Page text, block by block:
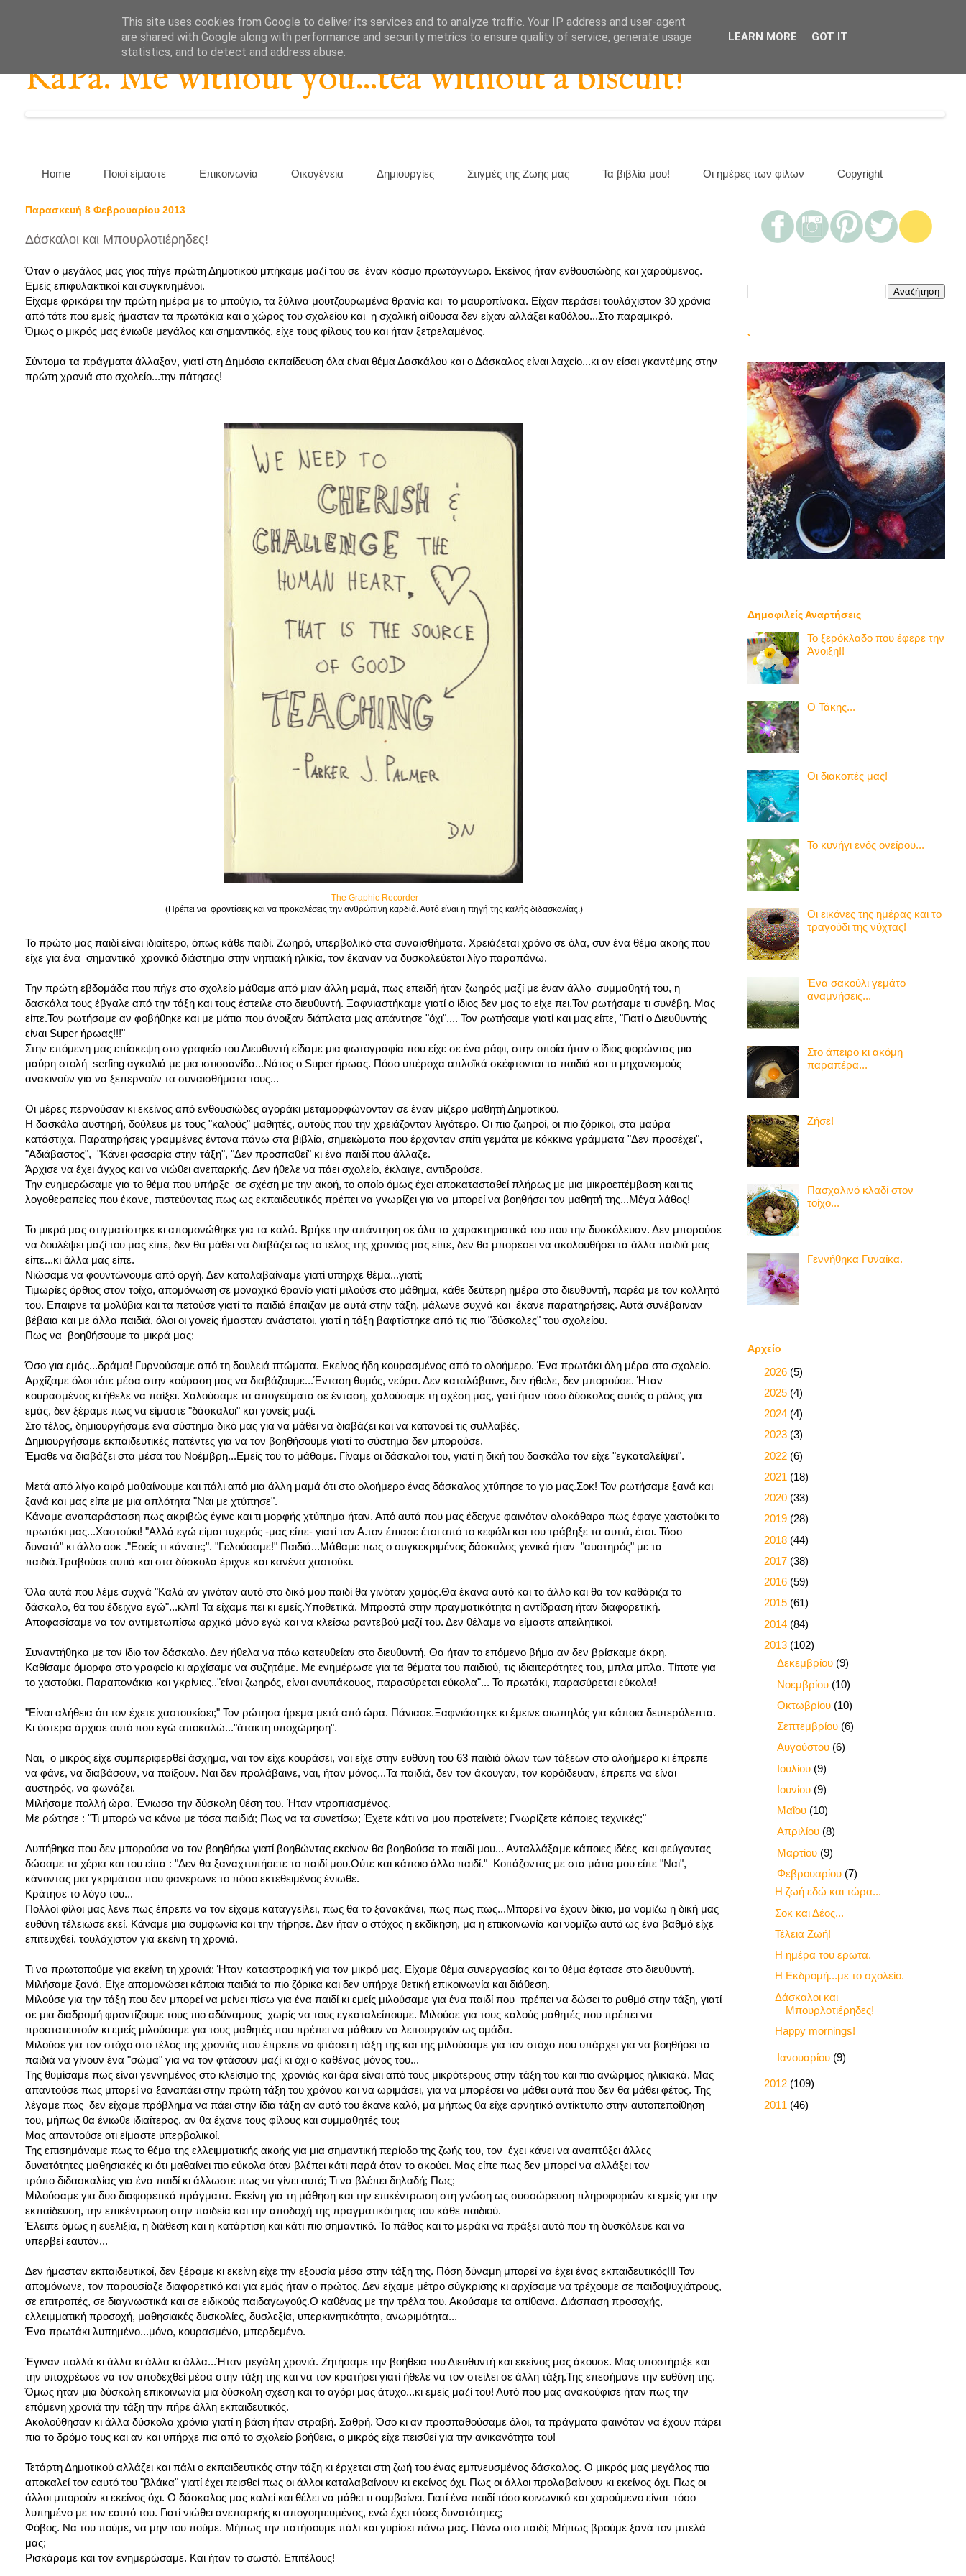
KaPa. Me without you...tea without a biscuit!
Home Ποιοί είμαστε Επικοινωνία Οικογένεια Δημιουργίες Στιγμές της Ζωής μας Τα βιβλία μου! Οι ημέρες των φίλων Copyright
Παρασκευή 8 Φεβρουαρίου 2013
Δάσκαλοι και Μπουρλοτιέρηδες!
Όταν ο μεγάλος μας γιος πήγε πρώτη Δημοτικού μπήκαμε μαζί του σε έναν κόσμο πρωτόγνωρο. Εκείνος ήταν ενθουσιώδης και χαρούμενος.
Εμείς επιφυλακτικοί και συγκινημένοι.
Είχαμε φρικάρει την πρώτη ημέρα με το μπούγιο, τα ξύλινα μουτζουρωμένα θρανία και το μαυροπίνακα. Είχαν περάσει τουλάχιστον 30 χρόνια
από τότε που εμείς ήμασταν τα πρωτάκια και ο χώρος του σχολείου και η σχολική αίθουσα δεν είχαν αλλάξει καθόλου...Στο παραμικρό.
Όμως ο μικρός μας ένιωθε μεγάλος και σημαντικός, είχε τους φίλους του και ήταν ξετρελαμένος.
Σύντομα τα πράγματα άλλαξαν, γιατί στη Δημόσια εκπαίδευση όλα είναι θέμα Δασκάλου και ο Δάσκαλος είναι λαχείο...κι αν είσαι γκαντέμης στην
πρώτη χρονιά στο σχολείο...την πάτησες!
The Graphic Recorder
(Πρέπει να φροντίσεις και να προκαλέσεις την ανθρώπινη καρδιά. Αυτό είναι η πηγή της καλής διδασκαλίας.)
Το πρώτο μας παιδί είναι ιδιαίτερο, όπως κάθε παιδί. Ζωηρό, υπερβολικό στα συναισθήματα. Χρειάζεται χρόνο σε όλα, συν ένα θέμα ακοής που
είχε για ένα σημαντικό χρονικό διάστημα στην νηπιακή ηλικία, τον έκαναν να δυσκολεύεται λίγο παραπάνω.
Την πρώτη εβδομάδα που πήγε στο σχολείο μάθαμε από μιαν άλλη μαμά, πως επειδή ήταν ζωηρός μαζί με έναν άλλο συμμαθητή του, η
δασκάλα τους έβγαλε από την τάξη και τους έστειλε στο διευθυντή. Ξαφνιαστήκαμε γιατί ο ίδιος δεν μας το είχε πει.Τον ρωτήσαμε τι συνέβη. Μας
είπε.Τον ρωτήσαμε αν φοβήθηκε και με μάτια που άνοιξαν διάπλατα μας απάντησε "όχι".... Τον ρωτήσαμε γιατί και μας είπε, "Γιατί ο Διευθυντής
είναι Super ήρωας!!!"
Στην επόμενη μας επίσκεψη στο γραφείο του Διευθυντή είδαμε μια φωτογραφία που είχε σε ένα ράφι, στην οποία ήταν ο ίδιος φορώντας μια
μαύρη στολή serfing αγκαλιά με μια ιστιοσανίδα...Νάτος ο Super ήρωας. Πόσο υπέροχα απλοϊκά σκέφτονται τα παιδιά και τι μηχανισμούς
ανακινούν για να ξεπερνούν τα συναισθήματα τους...
Οι μέρες περνούσαν κι εκείνος από ενθουσιώδες αγοράκι μεταμορφώνονταν σε έναν μίζερο μαθητή Δημοτικού.
Η δασκάλα αυστηρή, δούλευε με τους "καλούς" μαθητές, αυτούς που την χρειάζονταν λιγότερο. Οι πιο ζωηροί, οι πιο ζόρικοι, στα μαύρα
κατάστιχα. Παρατηρήσεις γραμμένες έντονα πάνω στα βιβλία, σημειώματα που έρχονταν σπίτι γεμάτα με κόκκινα γράμματα "Δεν προσέχει",
"Αδιάβαστος", "Κάνει φασαρία στην τάξη", "Δεν προσπαθεί" κι ένα παιδί που άλλαζε.
Άρχισε να έχει άγχος και να νιώθει ανεπαρκής. Δεν ήθελε να πάει σχολείο, έκλαιγε, αντιδρούσε.
Την ενημερώσαμε για το θέμα που υπήρξε σε σχέση με την ακοή, το οποίο όμως έχει αποκατασταθεί πλήρως με μια μικροεπέμβαση και τις
λογοθεραπείες που έκανε, πιστεύοντας πως ως εκπαιδευτικός πρέπει να γνωρίζει για να μπορεί να βοηθήσει τον μαθητή της...Μέγα λάθος!
Το μικρό μας στιγματίστηκε κι απομονώθηκε για τα καλά. Βρήκε την απάντηση σε όλα τα χαρακτηριστικά του που την δυσκόλευαν. Δεν μπορούσε
να δουλέψει μαζί του μας είπε, δεν θα μάθει να διαβάζει ως το τέλος της χρονιάς μας είπε, δεν θα μπορέσει να ακολουθήσει τα άλλα παιδιά μας
είπε...κι άλλα μας είπε.
Νιώσαμε να φουντώνουμε από οργή. Δεν καταλαβαίναμε γιατί υπήρχε θέμα...γιατί;
Τιμωρίες όρθιος στον τοίχο, απομόνωση σε μοναχικό θρανίο γιατί μιλούσε στο μάθημα, κάθε δεύτερη ημέρα στο διευθυντή, παρέα με τον κολλητό
του. Επαιρνε τα μολύβια και τα πετούσε γιατί τα παιδιά έπαιζαν με αυτά στην τάξη, μάλωνε συχνά και έκανε παρατηρήσεις. Αυτά συνέβαιναν
βέβαια και με άλλα παιδιά, όλοι οι γονείς ήμασταν ανάστατοι, γιατί η τάξη βαφτίστηκε από τις πιο "δύσκολες" του σχολείου.
Πως να βοηθήσουμε τα μικρά μας;
Όσο για εμάς...δράμα! Γυρνούσαμε από τη δουλειά πτώματα. Εκείνος ήδη κουρασμένος από το ολοήμερο. Ένα πρωτάκι όλη μέρα στο σχολείο.
Αρχίζαμε όλοι τότε μέσα στην κούραση μας να διαβάζουμε...Ένταση θυμός, νεύρα. Δεν καταλάβαινε, δεν ήθελε, δεν μπορούσε. Ήταν
κουρασμένος κι ήθελε να παίξει. Χαλούσαμε τα απογεύματα σε ένταση, χαλούσαμε τη σχέση μας, γατί ήταν τόσο δύσκολος αυτός ο ρόλος για
εμάς, δεν ξέραμε πως να είμαστε "δάσκαλοι" και γονείς μαζί.
Στο τέλος, δημιουργήσαμε ένα σύστημα δικό μας για να μάθει να διαβάζει και να κατανοεί τις συλλαβές.
Δημιουργήσαμε εκπαιδευτικές πατέντες για να τον βοηθήσουμε γιατί το σύστημα δεν μπορούσε.
Έμαθε να διαβάζει στα μέσα του Νοέμβρη...Εμείς του το μάθαμε. Γίναμε οι δάσκαλοι του, γιατί η δική του δασκάλα τον είχε "εγκαταλείψει".
Μετά από λίγο καιρό μαθαίνουμε και πάλι από μια άλλη μαμά ότι στο ολοήμερο ένας δάσκαλος χτύπησε το γιο μας.Σοκ! Τον ρωτήσαμε ξανά και
ξανά και μας είπε με μια απλότητα "Ναι με χτύπησε".
Κάναμε αναπαράσταση πως ακριβώς έγινε και τι μορφής χτύπημα ήταν. Από αυτά που μας έδειχνε φαινόταν ολοκάθαρα πως έφαγε χαστούκι το
πρωτάκι μας...Χαστούκι! "Αλλά εγώ είμαι τυχερός -μας είπε- γιατί τον Α.τον έπιασε έτσι από το κεφάλι και του τράβηξε τα αυτιά, έτσι. Τόσο
δυνατά" κι άλλο σοκ ."Εσείς τι κάνατε;". "Γελούσαμε!" Παιδιά...Μάθαμε πως ο συγκεκριμένος δάσκαλος γενικά ήταν "αυστηρός" με τα
παιδιά.Τραβούσε αυτιά και στα δύσκολα έριχνε και κανένα χαστούκι.
Όλα αυτά που λέμε συχνά "Καλά αν γινόταν αυτό στο δικό μου παιδί θα γινόταν χαμός.Θα έκανα αυτό και το άλλο και θα τον καθάριζα το
δάσκαλο, θα του έδειχνα εγώ"...κλπ! Τα είχαμε πει κι εμείς.Υποθετικά. Μπροστά στην πραγματικότητα η αντίδραση ήταν διαφορετική.
Αποφασίσαμε να τον αντιμετωπίσω αρχικά μόνο εγώ και να κλείσω ραντεβού μαζί του. Δεν θέλαμε να είμαστε απειλητικοί.
Συναντήθηκα με τον ίδιο τον δάσκαλο. Δεν ήθελα να πάω κατευθείαν στο διευθυντή. Θα ήταν το επόμενο βήμα αν δεν βρίσκαμε άκρη.
Καθίσαμε όμορφα στο γραφείο κι αρχίσαμε να συζητάμε. Με ενημέρωσε για τα θέματα του παιδιού, τις ιδιαιτερότητες του, μπλα μπλα. Τίποτε για
το χαστούκι. Παραπονάκια και γκρίνιες.."είναι ζωηρός, είναι ανυπάκουος, παρασύρεται εύκολα"... Το πρωτάκι, παρασύρεται εύκολα!
"Είναι αλήθεια ότι τον έχετε χαστουκίσει;" Τον ρώτησα ήρεμα μετά από ώρα. Πάνιασε.Ξαφνιάστηκε κι έμεινε σιωπηλός για κάποια δευτερόλεπτα.
Κι ύστερα άρχισε αυτό που εγώ αποκαλώ..."άτακτη υποχώρηση".
Ναι, ο μικρός είχε συμπεριφερθεί άσχημα, ναι τον είχε κουράσει, ναι είχε στην ευθύνη του 63 παιδιά όλων των τάξεων στο ολοήμερο κι έπρεπε
να φάνε, να διαβάσουν, να παίξουν. Ναι δεν προλάβαινε, ναι, ήταν μόνος...Τα παιδιά, δεν τον άκουγαν, τον κορόιδευαν, έπρεπε να είναι
αυστηρός, να φωνάζει.
Μιλήσαμε πολλή ώρα. Ένιωσα την δύσκολη θέση του. Ήταν ντροπιασμένος.
Με ρώτησε : "Τι μπορώ να κάνω με τόσα παιδιά; Πως να τα συνετίσω; Έχετε κάτι να μου προτείνετε; Γνωρίζετε κάποιες τεχνικές;"
Λυπήθηκα που δεν μπορούσα να τον βοηθήσω γιατί βοηθώντας εκείνον θα βοηθούσα το παιδί μου... Ανταλλάξαμε κάποιες ιδέες και φεύγοντας
δώσαμε τα χέρια και του είπα : "Δεν θα ξαναχτυπήσετε το παιδί μου.Ούτε και κάποιο άλλο παιδί." Κοιτάζοντας με στα μάτια μου είπε "Ναι",
κάνοντας μια γκριμάτσα που φανέρωνε το πόσο εκτεθειμένος ένιωθε.
Κράτησε το λόγο του...
Πολλοί φίλοι μας λένε πως έπρεπε να τον είχαμε καταγγείλει, πως θα το ξανακάνει, πως πως πως...Μπορεί να έχουν δίκιο, μα νομίζω η δική μας
ευθύνη τέλειωσε εκεί. Κάναμε μια συμφωνία και την τήρησε. Δεν ήταν ο στόχος η εκδίκηση, μα η επικοινωνία και νομίζω αυτό ως ένα βαθμό είχε
επιτευχθεί, τουλάχιστον για εκείνη τη χρονιά.
Τι να πρωτοπούμε για εκείνη τη χρονιά; Ήταν καταστροφική για τον μικρό μας. Είχαμε θέμα συνεργασίας και το θέμα έφτασε στο διευθυντή.
Μιλήσαμε ξανά. Είχε απομονώσει κάποια παιδιά τα πιο ζόρικα και δεν υπήρχε θετική επικοινωνία και διάθεση.
Μιλούσε για την τάξη που δεν μπορεί να μείνει πίσω για ένα παιδί κι εμείς μιλούσαμε για ένα παιδί που πρέπει να δώσει το ρυθμό στην τάξη, γιατί
σε μια διαδρομή φροντίζουμε τους πιο αδύναμους χωρίς να τους εγκαταλείπουμε. Μιλούσε για τους καλούς μαθητές που πρέπει να
προστατευτούν κι εμείς μιλούσαμε για τους μαθητές που πρέπει να μάθουν να λειτουργούν ως ομάδα.
Μιλούσε για τον στόχο στο τέλος της χρονιάς που έπρεπε να φτάσει η τάξη της και της μιλούσαμε για τον στόχο που υπάρχει για να βοηθήσει τα
παιδιά να γίνουν ένα "σώμα" για να τον φτάσουν μαζί κι όχι ο καθένας μόνος του...
Της θυμίσαμε πως είναι γεννημένος στο κλείσιμο της χρονιάς και άρα είναι από τους μικρότερους στην τάξη του και πιο ανώριμος ηλικιακά. Μας
απαντούσε πως μπορεί να ξαναπάει στην πρώτη τάξη του χρόνου και να ωριμάσει, για να μπορέσει να μάθει αυτά που δεν θα μάθει φέτος. Της
λέγαμε πως δεν είχαμε πρόβλημα να πάει στην ίδια τάξη αν αυτό του έκανε καλό, μα μήπως θα είχε αρνητικό αντίκτυπο στην αυτοπεποίθηση
του, μήπως θα ένιωθε ιδιαίτερος, αν θα έχανε τους φίλους και συμμαθητές του;
Μας απαντούσε οτι είμαστε υπερβολικοί.
Της επισημάναμε πως το θέμα της ελλειμματικής ακοής για μια σημαντική περίοδο της ζωής του, τον έχει κάνει να αναπτύξει άλλες
δυνατότητες μαθησιακές κι ότι μαθαίνει πιο εύκολα όταν βλέπει κάτι παρά όταν το ακούει. Μας είπε πως δεν μπορεί να αλλάξει τον
τρόπο διδασκαλίας για ένα παιδί κι άλλωστε πως να γίνει αυτό; Τι να βλέπει δηλαδή; Πως;
Μιλούσαμε για δυο διαφορετικά πράγματα. Εκείνη για τη μάθηση και την επικέντρωση στη γνώση ως συσσώρευση πληροφοριών κι εμείς για την
εκπαίδευση, την επικέντρωση στην παιδεία και την αποδοχή της πραγματικότητας του κάθε παιδιού.
Έλειπε όμως η ευελιξία, η διάθεση και η κατάρτιση και κάτι πιο σημαντικό. Το πάθος και το μεράκι να πράξει αυτό που τη δυσκόλευε και να
υπερβεί εαυτόν...
Δεν ήμασταν εκπαιδευτικοί, δεν ξέραμε κι εκείνη είχε την εξουσία μέσα στην τάξη της. Πόση δύναμη μπορεί να έχει ένας εκπαιδευτικός!!! Τον
απομόνωνε, τον παρουσίαζε διαφορετικό και για εμάς ήταν ο πρώτος. Δεν είχαμε μέτρο σύγκρισης κι αρχίσαμε να τρέχουμε σε παιδοψυχιάτρους,
σε επιτροπές, σε διαγνωστικά και σε ειδικούς παιδαγωγούς.Ο καθένας με την τρέλα του. Ακούσαμε τα απίθανα. Διάσπαση προσοχής,
ελλειμματική προσοχή, μαθησιακές δυσκολίες, δυσλεξία, υπερκινητικότητα, ανωριμότητα...
Ένα πρωτάκι λυπημένο...μόνο, κουρασμένο, μπερδεμένο.
Έγιναν πολλά κι άλλα κι άλλα κι άλλα...Ήταν μεγάλη χρονιά. Ζητήσαμε την βοήθεια του Διευθυντή και εκείνος μας άκουσε. Μας υποστήριξε και
την υποχρέωσε να τον αποδεχθεί μέσα στην τάξη της και να τον κρατήσει γιατί ήθελε να τον στείλει σε άλλη τάξη.Της επεσήμανε την ευθύνη της.
Όμως ήταν μια δύσκολη επικοινωνία μια δύσκολη σχέση και το αγόρι μας άτυχο...κι εμείς μαζί του! Αυτό που μας ανακούφισε ήταν πως την
επόμενη χρονιά την τάξη την πήρε άλλη εκπαιδευτικός.
Ακολούθησαν κι άλλα δύσκολα χρόνια γιατί η βάση ήταν στραβή. Σαθρή. Όσο κι αν προσπαθούσαμε όλοι, τα πράγματα φαινόταν να έχουν πάρει
πια το δρόμο τους και αν και υπήρχε πια από το σχολείο βοήθεια, ο μικρός είχε πεισθεί για την ανικανότητα του!
Τετάρτη Δημοτικού αλλάζει και πάλι ο εκπαιδευτικός στην τάξη κι έρχεται στη ζωή του ένας εμπνευσμένος δάσκαλος. Ο μικρός μας μεγάλος πια
αποκαλεί τον εαυτό του "βλάκα" γιατί έχει πεισθεί πως οι άλλοι καταλαβαίνουν κι εκείνος όχι. Πως οι άλλοι προλαβαίνουν κι εκείνος όχι. Πως οι
άλλοι μπορούν κι εκείνος όχι. Ο δάσκαλος μας καλεί και θέλει να μάθει τι συμβαίνει. Γιατί ένα παιδί τόσο κοινωνικό και χαρούμενο είναι τόσο
λυπημένο με τον εαυτό του. Γιατί νιώθει ανεπαρκής κι απογοητευμένος, ενώ έχει τόσες δυνατότητες;
Φόβος. Να του πούμε, να μην του πούμε. Μήπως την πατήσουμε πάλι και γυρίσει πάνω μας. Πάνω στο παιδί; Μήπως βρούμε ξανά τον μπελά
μας;
Ρισκάραμε και τον ενημερώσαμε. Και ήταν το σωστό. Επιτέλους!
`
Δημοφιλείς Αναρτήσεις
Το ξερόκλαδο που έφερε την
Άνοιξη!!
Ο Τάκης...
Οι διακοπές μας!
Το κυνήγι ενός ονείρου...
Οι εικόνες της ημέρας και το
τραγούδι της νύχτας!
Ένα σακούλι γεμάτο
αναμνήσεις...
Στο άπειρο κι ακόμη
παραπέρα...
Ζήσε!
Πασχαλινό κλαδί στον
τοίχο...
Γεννήθηκα Γυναίκα.
Αρχείο
2026 (5)
2025 (4)
2024 (4)
2023 (3)
2022 (6)
2021 (18)
2020 (33)
2019 (28)
2018 (44)
2017 (38)
2016 (59)
2015 (61)
2014 (84)
2013 (102)
Δεκεμβρίου (9)
Νοεμβρίου (10)
Οκτωβρίου (10)
Σεπτεμβρίου (6)
Αυγούστου (6)
Ιουλίου (9)
Ιουνίου (9)
Μαΐου (10)
Απριλίου (8)
Μαρτίου (9)
Φεβρουαρίου (7)
Η ζωή εδώ και τώρα...
Σοκ και Δέος...
Τέλεια Ζωή!
Η ημέρα του ερωτα.
Η Εκδρομή...με το σχολείο.
Δάσκαλοι και
Μπουρλοτιέρηδες!
Happy mornings!
Ιανουαρίου (9)
2012 (109)
2011 (46)
This site uses cookies from Google to deliver its services and to analyze traffic. Your IP address and user-agent
are shared with Google along with performance and security metrics to ensure quality of service, generate usage
statistics, and to detect and address abuse.
LEARN MORE GOT IT